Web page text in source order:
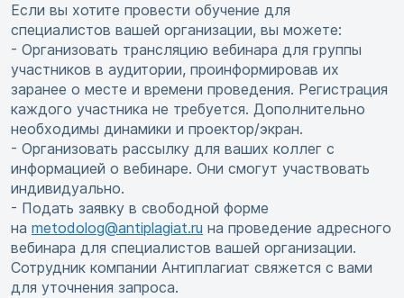
Если вы хотите провести обучение для
специалистов вашей организации, вы можете:
- Организовать трансляцию вебинара для группы
участников в аудитории, проинформировав их
заранее о месте и времени проведения. Регистрация
каждого участника не требуется. Дополнительно
необходимы динамики и проектор/экран.
- Организовать рассылку для ваших коллег с
информацией о вебинаре. Они смогут участвовать
индивидуально.
- Подать заявку в свободной форме
на metodolog@antiplagiat.ru на проведение адресного
вебинара для специалистов вашей организации.
Сотрудник компании Антиплагиат свяжется с вами
для уточнения запроса.